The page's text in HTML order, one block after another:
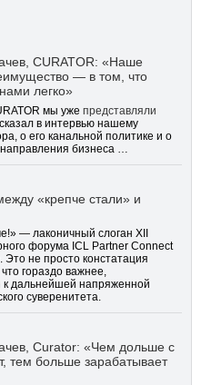
CURATOR: «Наше
— в том, что
легко»
мы уже представляли
в интервью нашему
о его канальной политике и о
направления бизнеса …
«крепче стали» и
— лаконичный слоган XII
форума ICL Partner Connect
Это не просто констатация
гораздо важнее,
к дальнейшей напряженной
суверенитета.
Curator: «Чем дольше с
тем больше зарабатывает